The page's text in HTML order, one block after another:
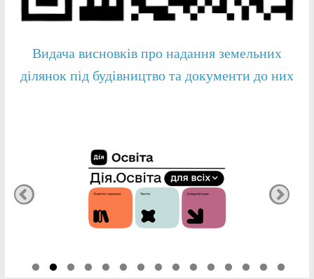
Видача висновків про надання земельних
ділянок під будівництво та документи до них